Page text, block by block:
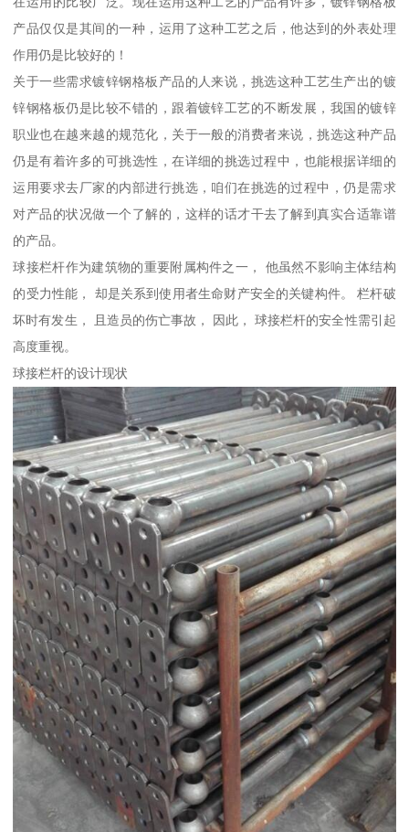
产品仅仅是其间的一种，运用了这种工艺之后，他达到的外表处理
作用仍是比较好的！
关于一些需求镀锌钢格板产品的人来说，挑选这种工艺生产出的镀
锌钢格板仍是比较不错的，跟着镀锌工艺的不断发展，我国的镀锌
职业也在越来越的规范化，关于一般的消费者来说，挑选这种产品
仍是有着许多的可挑选性，在详细的挑选过程中，也能根据详细的
运用要求去厂家的内部进行挑选，咱们在挑选的过程中，仍是需求
对产品的状况做一个了解的，这样的话才干去了解到真实合适靠谱
的产品。
球接栏杆作为建筑物的重要附属构件之一， 他虽然不影响主体结构
的受力性能， 却是关系到使用者生命财产安全的关键构件。 栏杆破
坏时有发生， 且造员的伤亡事故， 因此， 球接栏杆的安全性需引起
高度重视。
球接栏杆的设计现状